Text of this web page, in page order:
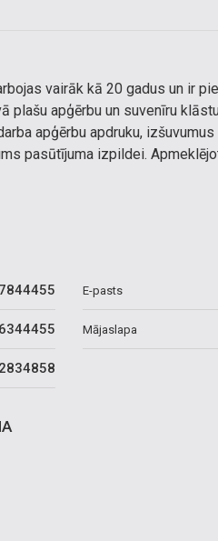
vairāk kā 20 gadus un ir
plašu apģērbu un suvenīru
apģērbu apdruku, izšuvumus
pasūtījuma izpildei.
E-pasts
Mājaslapa